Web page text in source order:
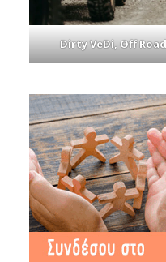
Dirty VeDi, Off